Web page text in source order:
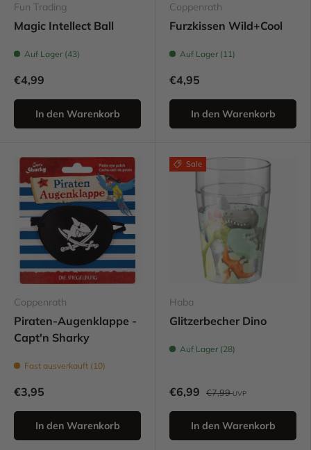
Fun Trading
Magic Intellect Ball
Auf Lager (43)
€4,99
In den Warenkorb
Coppenrath
Furzkissen Wild+Cool
Auf Lager (11)
€4,95
In den Warenkorb
Coppenrath
Piraten-Augenklappe -
Capt'n Sharky
Fast ausverkauft (10)
€3,95
In den Warenkorb
Sale
Haba
Glitzerbecher Dino
Auf Lager (28)
€6,99 €7,99UVP
In den Warenkorb